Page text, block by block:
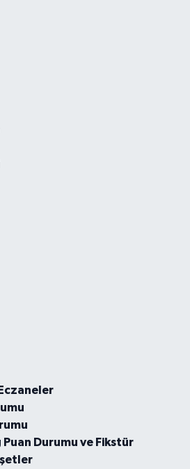
Puan Durumu ve Fikstür